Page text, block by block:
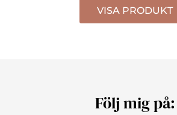
VISA PRODUKT
Följ mig på: